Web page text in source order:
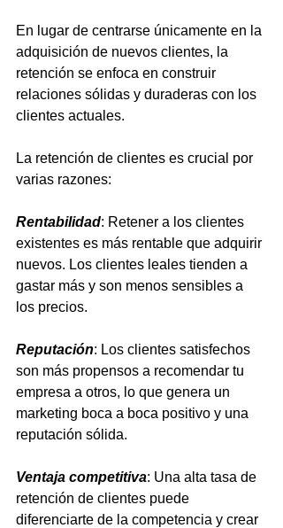
En lugar de centrarse únicamente en la
adquisición de nuevos clientes, la
retención se enfoca en construir
relaciones sólidas y duraderas con los
clientes actuales.
La retención de clientes es crucial por
varias razones:
Rentabilidad: Retener a los clientes
existentes es más rentable que adquirir
nuevos. Los clientes leales tienden a
gastar más y son menos sensibles a
los precios.
Reputación: Los clientes satisfechos
son más propensos a recomendar tu
empresa a otros, lo que genera un
marketing boca a boca positivo y una
reputación sólida.
Ventaja competitiva: Una alta tasa de
retención de clientes puede
diferenciarte de la competencia y crear